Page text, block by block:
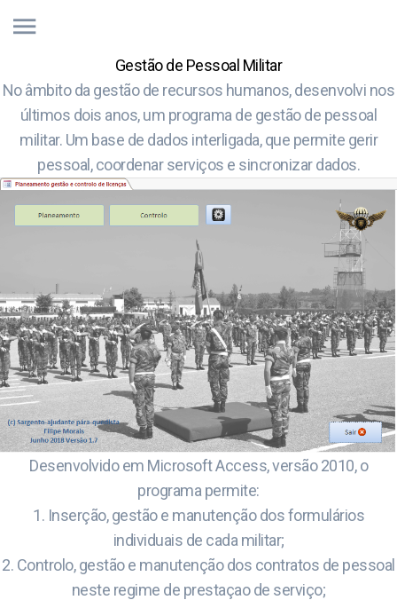
Gestão de Pessoal Militar
No âmbito da gestão de recursos humanos, desenvolvi nos
últimos dois anos, um programa de gestão de pessoal
militar. Um base de dados interligada, que permite gerir
pessoal, coordenar serviços e sincronizar dados.
Desenvolvido em Microsoft Access, versão 2010, o
programa permite:
1. Inserção, gestão e manutenção dos formulários
individuais de cada militar;
2. Controlo, gestão e manutenção dos contratos de pessoal
neste regime de prestaçao de serviço;